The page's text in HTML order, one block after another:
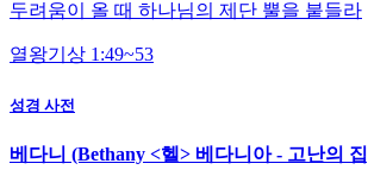
두려움이 올 때 하나님의 제단 뿔을 붙들라
열왕기상 1:49~53
성경 사전
베다니 (Bethany <헬> 베다니아 - 고난의